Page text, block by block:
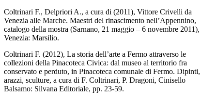
Coltrinari F., Delpriori A., a cura di (2011), Vittore Crivelli da
Venezia alle Marche. Maestri del rinascimento nell’Appennino,
catalogo della mostra (Sarnano, 21 maggio – 6 novembre 2011),
Venezia: Marsilio.
Coltrinari F. (2012), La storia dell’arte a Fermo attraverso le
collezioni della Pinacoteca Civica: dal museo al territorio fra
conservato e perduto, in Pinacoteca comunale di Fermo. Dipinti,
arazzi, sculture, a cura di F. Coltrinari, P. Dragoni, Cinisello
Balsamo: Silvana Editoriale, pp. 23-59.